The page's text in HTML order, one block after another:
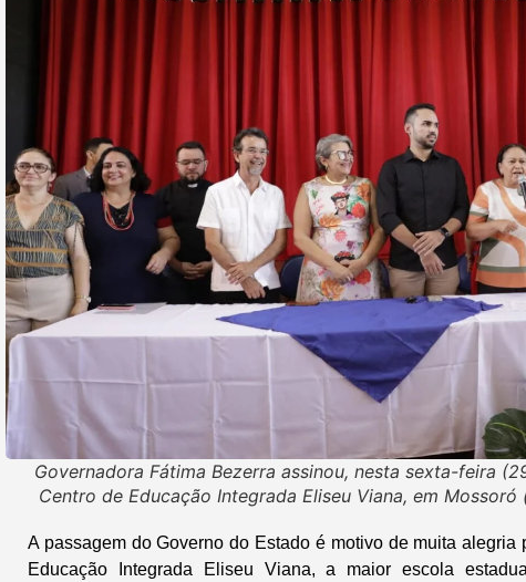
Governadora Fátima Bezerra assinou, nesta sexta-feira
Centro de Educação Integrada Eliseu Viana, em
A passagem do Governo do Estado é motivo de muita
Educação Integrada Eliseu Viana, a maior escola